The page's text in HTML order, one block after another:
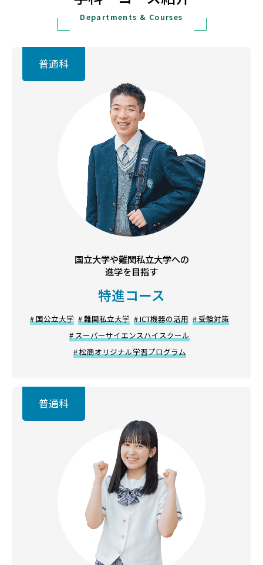
Departments & Courses
国立大学や難関私立大学への
進学を目指す
特進コース
# 国公立大学 # 難関私立大学 # ICT機器の活用 # 受験対策
# スーパーサイエンスハイスクール
# 松商オリジナル学習プログラム